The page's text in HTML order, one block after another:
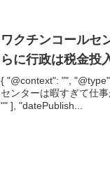
ワクチンコールセ
らに行政は税金投
{ "@context": "",
センターは暇すぎて仕
"" ], "datePublish...